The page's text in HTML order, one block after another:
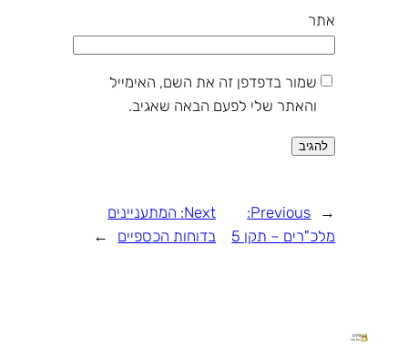
אתר
שמור בדפדפן זה את השם, האימייל
והאתר שלי לפעם הבאה שאגיב.
←
Previous:
מלכ"רים – תקן 5
Next: המתעניינים
בדוחות הכספיים
→